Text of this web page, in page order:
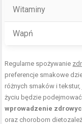
Witaminy
Wapń
Regularne spożywanie
preferencje smakowe
różnych smaków i
życiu będzie
wprowadzenie
oraz chorobom